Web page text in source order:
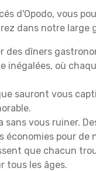
d'Opodo, vous
dans notre large
des dîners
inégalées, où
sauront vous
vous ruiner.
pour de
que chacun
tous les âges.